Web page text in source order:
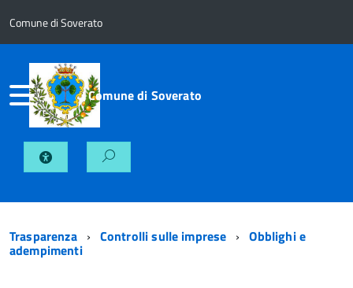
Comune di Soverato
Comune di Soverato
Trasparenza Controlli sulle imprese Obblighi e
adempimenti